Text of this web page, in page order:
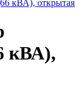
кВА),